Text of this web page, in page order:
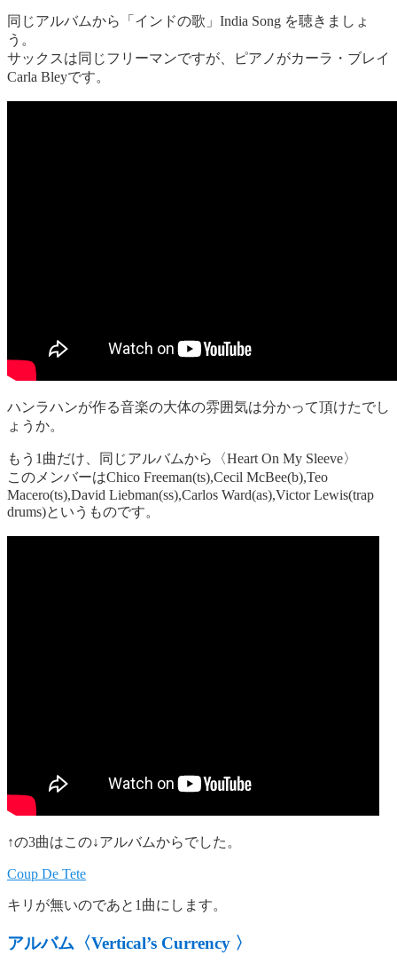
同じアルバムから「インドの歌」India Song を聴きましょ
う。
サックスは同じフリーマンですが、ピアノがカーラ・ブレイ
Carla Bleyです。
ハンラハンが作る音楽の大体の雰囲気は分かって頂けたでし
ょうか。
もう1曲だけ、同じアルバムから〈Heart On My Sleeve〉
このメンバーはChico Freeman(ts),Cecil McBee(b),Teo
Macero(ts),David Liebman(ss),Carlos Ward(as),Victor Lewis(trap
drums)というものです。
↑の3曲はこの↓アルバムからでした。
Coup De Tete
キリが無いのであと1曲にします。
アルバム〈Vertical’s Currency 〉